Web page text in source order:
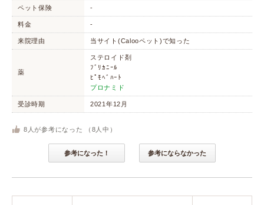
ペット保険 -
料金 -
来院理由 当サイト(Calooペット)で知った
薬
ステロイド剤
ﾌﾞﾘｶﾆｰﾙ
ﾋﾟﾓﾍﾞﾊｰﾄ
プロナミド
受診時期 2021年12月
8 人が参考になった （ 8 人中）
参考になった！ 参考にならなかった